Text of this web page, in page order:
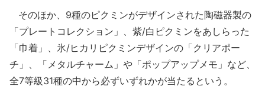
そのほか、9種のピクミンがデザインされた陶磁器製の
「プレートコレクション」、紫/白ピクミンをあしらった
「巾着」、氷/ヒカリピクミンデザインの「クリアポー
チ」、「メタルチャーム」や「ポップアップメモ」など、
全7等級31種の中から必ずいずれかが当たるという。